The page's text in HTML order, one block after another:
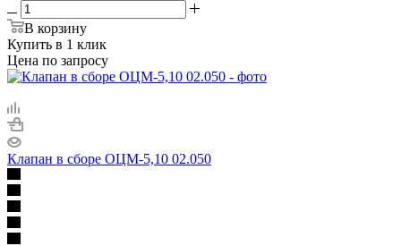
В корзину
Купить в 1 клик
Цена по запросу
Клапан в сборе ОЦМ-5,10 02.050